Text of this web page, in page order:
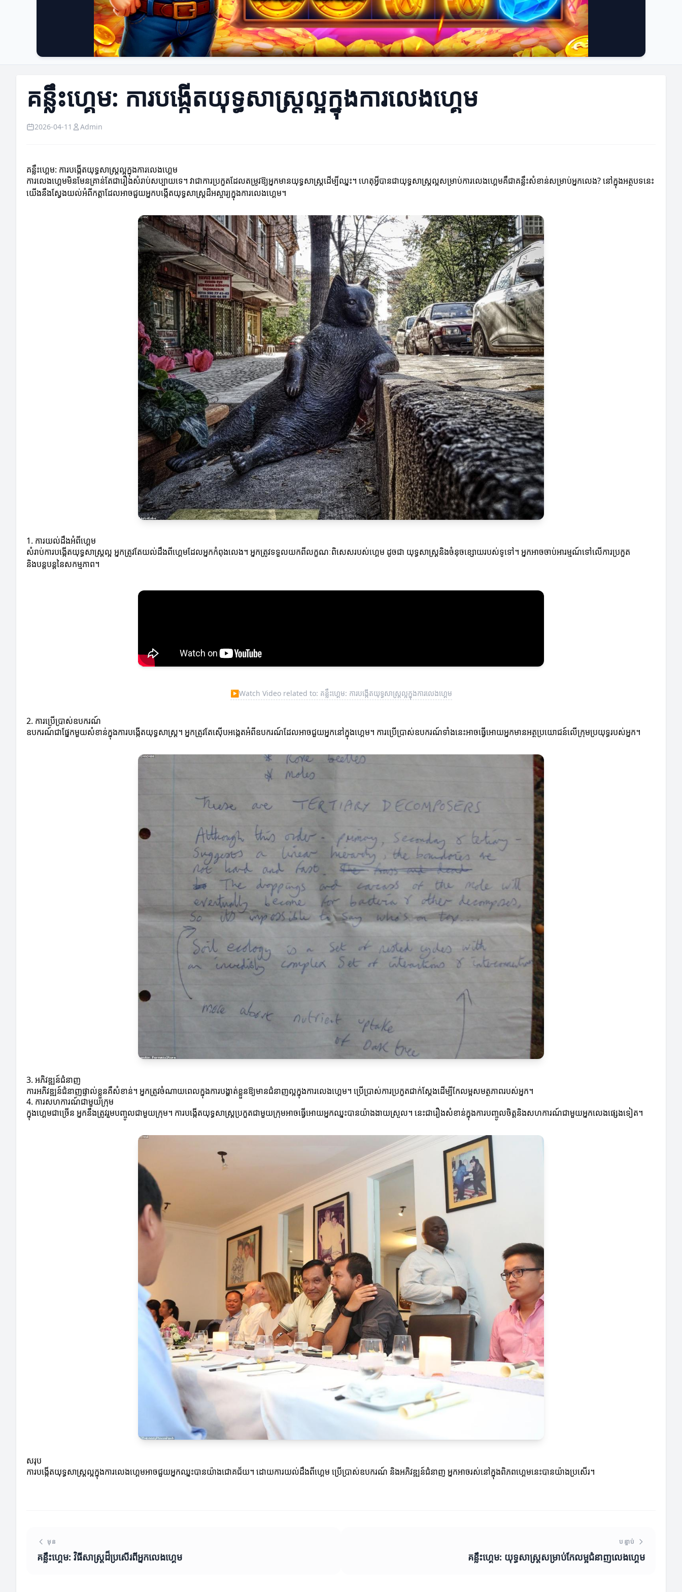
គន្លឹះហ្គេម: ការបង្កើតយុទ្ធសាស្ត្រល្អក្នុងការលេងហ្គេម
2026-04-11 Admin
គន្លឹះហ្គេម: ការបង្កើតយុទ្ធសាស្ត្រល្អក្នុងការលេងហ្គេម
ការលេងហ្គេមមិនមែនគ្រាន់តែជារឿងសំរាប់សប្បាយទេ។ វាជាការប្រកួតដែលតម្រូវឱ្យអ្នកមានយុទ្ធសាស្ត្រដើម្បីឈ្នះ។ ហេតុអ្វីបានជា​យុទ្ធសាស្ត្រល្អសម្រាប់ការលេងហ្គេមគឺជាគន្លឹះសំខាន់សម្រាប់អ្នកលេង? នៅក្នុងអត្ថបទនេះ
យើងនឹងស្វែងយល់អំពីកត្តាដែលអាចជួយអ្នកបង្កើតយុទ្ធសាស្ត្រដ៏អស្ចារ្យក្នុងការលេងហ្គេម។
1. ការយល់ដឹងអំពីហ្គេម
សំរាប់ការបង្កើតយុទ្ធសាស្ត្រល្អ អ្នកត្រូវតែយល់ដឹងពីហ្គេមដែលអ្នកកំពុងលេង។ អ្នកត្រូវទទួលយកពីលក្ខណៈពិសេសរបស់ហ្គេម ដូចជា យុទ្ធសាស្ត្រនិងចំនុចខ្សោយរបស់ទូទៅ។ អ្នកអាចចាប់អារម្មណ៍ទៅលើការប្រកួត
និងបន្ដបន្ដនៃសកម្មភាព។
▶Watch Video related to: គន្លឹះហ្គេម: ការបង្កើតយុទ្ធសាស្ត្រល្អក្នុងការលេងហ្គេម
2. ការប្រើប្រាស់ឧបករណ៍
ឧបករណ៍ជាផ្នែកមួយសំខាន់ក្នុងការបង្កើតយុទ្ធសាស្ត្រ។ អ្នកត្រូវតែស៊ើបអង្កេតអំពីឧបករណ៍ដែលអាចជួយអ្នកនៅក្នុងហ្គេម។ ការប្រើប្រាស់ឧបករណ៍ទាំងនេះអាចធ្វើអោយអ្នកមានអត្ថប្រយោជន៍លើក្រុមប្រយុទ្ធរបស់អ្នក។
3. អភិវឌ្ឍន៍ជំនាញ
ការអភិវឌ្ឍន៍ជំនាញផ្ទាល់ខ្លួនគឺសំខាន់។ អ្នកត្រូវចំណាយពេលក្នុងការបង្ហាត់ខ្លួនឱ្យមានជំនាញល្អក្នុងការលេងហ្គេម។ ប្រើប្រាស់ការប្រកួតជាក់ស្តែងដើម្បីកែលម្អសមត្ថភាពរបស់អ្នក។
4. ការសហការណ៍ជាមួយក្រុម
ក្នុងហ្គេមជាច្រើន អ្នកនឹងត្រូវរួមបញ្ចូលជាមួយក្រុម។ ការបង្កើតយុទ្ធសាស្ត្រប្រកួតជាមួយក្រុមអាចធ្វើអោយអ្នកឈ្នះបានយ៉ាងងាយស្រួល។ នេះជារឿងសំខាន់ក្នុងការបញ្ចូលចិត្តនិងសហការណ៍ជាមួយអ្នកលេងផ្សេងទៀត។
សរុប
ការបង្កើតយុទ្ធសាស្ត្រល្អក្នុងការលេងហ្គេមអាចជួយអ្នកឈ្នះបានយ៉ាងជោគជ័យ។ ដោយការយល់ដឹងពីហ្គេម ប្រើប្រាស់ឧបករណ៍ និងអភិវឌ្ឍន៍ជំនាញ អ្នកអាចរស់នៅក្នុងពិភពហ្គេមនេះបានយ៉ាងប្រសើរ។
មុន
គន្លឹះហ្គេម: វិធីសាស្រ្តដ៏ប្រសើរពីអ្នកលេងហ្គេម
បន្ទាប់
គន្លឹះហ្គេម: យុទ្ធសាស្ត្រសម្រាប់កែលម្អជំនាញលេងហ្គេម